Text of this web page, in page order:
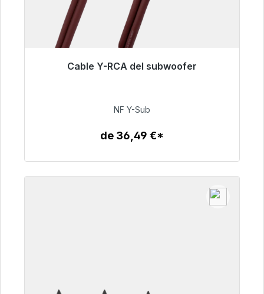
Cable Y-RCA del subwoofer
Listo para envío inmediato, plazo de entrega
50,99 €
NF Y-Sub
de 36,49 €*